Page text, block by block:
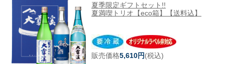
夏季限定ギフトセット!!
夏満喫トリオ【eco箱】【送料込】
販売価格5,610円(税込)